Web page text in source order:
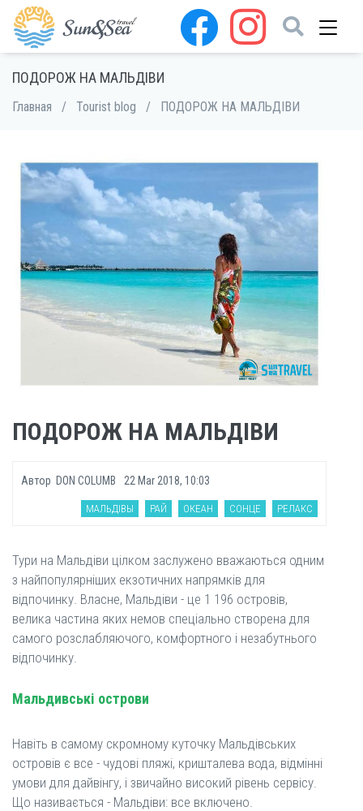
ПОДОРОЖ НА МАЛЬДІВИ
Главная / Tourist blog / ПОДОРОЖ НА МАЛЬДІВИ
ПОДОРОЖ НА МАЛЬДІВИ
Автор DON COLUMB 22 Mar 2018, 10:03
МАЛЬДІВЫ РАЙ ОКЕАН СОНЦЕ РЕЛАКС
Тури на Мальдіви цілком заслужено вважаються одним
з найпопулярніших екзотичних напрямків для
відпочинку. Власне, Мальдіви - це 1 196 островів,
велика частина яких немов спеціально створена для
самого розслабляючого, комфортного і незабутнього
відпочинку.
Мальдивські острови
Навіть в самому скромному куточку Мальдівських
островів є все - чудові пляжі, кришталева вода, відмінні
умови для дайвінгу, і звичайно високий рівень сервісу.
Що називається - Мальдіви: все включено.